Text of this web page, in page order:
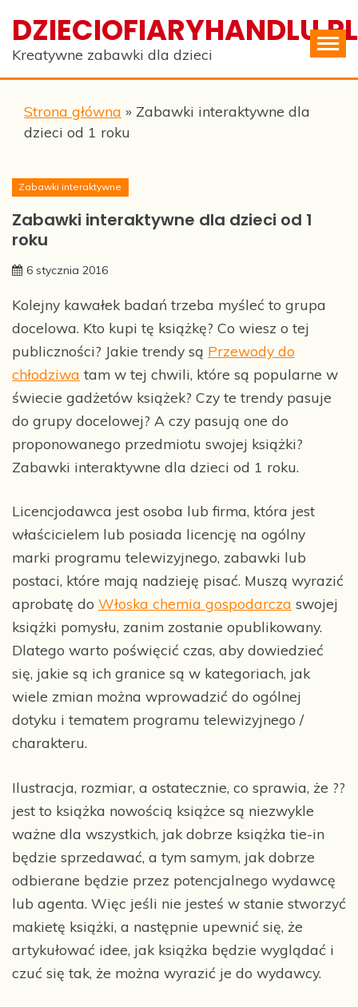
content
DZIECIOFIARYHANDLU.PL
Kreatywne zabawki dla dzieci
Strona główna » Zabawki interaktywne dla
dzieci od 1 roku
Zabawki interaktywne
Zabawki interaktywne dla dzieci od 1
roku
6 stycznia 2016
Kolejny kawałek badań trzeba myśleć to grupa
docelowa. Kto kupi tę książkę? Co wiesz o tej
publiczności? Jakie trendy są Przewody do
chłodziwa tam w tej chwili, które są popularne w
świecie gadżetów książek? Czy te trendy pasuje
do grupy docelowej? A czy pasują one do
proponowanego przedmiotu swojej książki?
Zabawki interaktywne dla dzieci od 1 roku.
Licencjodawca jest osoba lub firma, która jest
właścicielem lub posiada licencję na ogólny
marki programu telewizyjnego, zabawki lub
postaci, które mają nadzieję pisać. Muszą wyrazić
aprobatę do Włoska chemia gospodarcza swojej
książki pomysłu, zanim zostanie opublikowany.
Dlatego warto poświęcić czas, aby dowiedzieć
się, jakie są ich granice są w kategoriach, jak
wiele zmian można wprowadzić do ogólnej
dotyku i tematem programu telewizyjnego /
charakteru.
Ilustracja, rozmiar, a ostatecznie, co sprawia, że ??
jest to książka nowością książce są niezwykle
ważne dla wszystkich, jak dobrze książka tie-in
będzie sprzedawać, a tym samym, jak dobrze
odbierane będzie przez potencjalnego wydawcę
lub agenta. Więc jeśli nie jesteś w stanie stworzyć
makietę książki, a następnie upewnić się, że
artykułować idee, jak książka będzie wyglądać i
czuć się tak, że można wyrazić je do wydawcy.